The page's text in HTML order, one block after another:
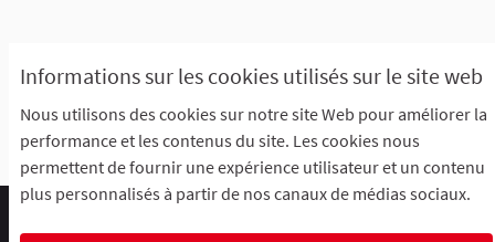
Informations sur les cookies utilisés sur le site web
Nous utilisons des cookies sur notre site Web pour améliorer la
performance et les contenus du site. Les cookies nous
permettent de fournir une expérience utilisateur et un contenu
plus personnalisés à partir de nos canaux de médias sociaux.
7 1